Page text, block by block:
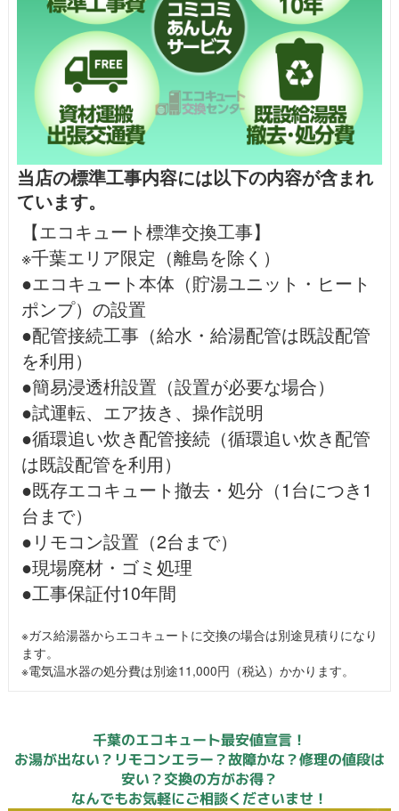
当店の標準工事内容には以下の内容が含まれ
ています。
【エコキュート標準交換工事】
※千葉エリア限定（離島を除く）
●エコキュート本体（貯湯ユニット・ヒート
ポンプ）の設置
●配管接続工事（給水・給湯配管は既設配管
を利用）
●簡易浸透枡設置（設置が必要な場合）
●試運転、エア抜き、操作説明
●循環追い炊き配管接続（循環追い炊き配管
は既設配管を利用）
●既存エコキュート撤去・処分（1台につき1
台まで）
●リモコン設置（2台まで）
●現場廃材・ゴミ処理
●工事保証付10年間
※ガス給湯器からエコキュートに交換の場合は別途見積りになり
ます。
※電気温水器の処分費は別途11,000円（税込）かかります。
千葉のエコキュート最安値宣言！
お湯が出ない？リモコンエラー？故障かな？修理の値段は
安い？交換の方がお得？
なんでもお気軽にご相談くださいませ！